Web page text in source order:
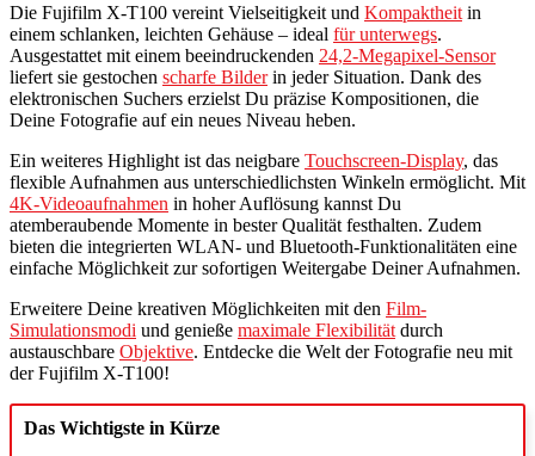
Die Fujifilm X-T100 vereint Vielseitigkeit und Kompaktheit in
einem schlanken, leichten Gehäuse – ideal für unterwegs.
Ausgestattet mit einem beeindruckenden 24,2-Megapixel-Sensor
liefert sie gestochen scharfe Bilderin jeder Situation. Dank des
elektronischen Suchers erzielst Du präzise Kompositionen, die
Deine Fotografie auf ein neues Niveau heben.
Ein weiteres Highlight ist das neigbare Touchscreen-Display, das
flexible Aufnahmen aus unterschiedlichsten Winkeln ermöglicht. Mit
4K-Videoaufnahmen in hoher Auflösung kannst Du
atemberaubende Momente in bester Qualität festhalten. Zudem
bieten die integrierten WLAN- und Bluetooth-Funktionalitäten eine
einfache Möglichkeit zur sofortigen Weitergabe Deiner Aufnahmen.
Erweitere Deine kreativen Möglichkeiten mit den Film-
Simulationsmodi und genieße maximale Flexibilität durch
austauschbare Objektive. Entdecke die Welt der Fotografie neu mit
der Fujifilm X-T100!
Das Wichtigste in Kürze